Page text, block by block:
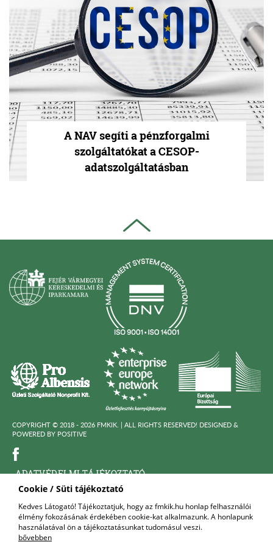
Cookie / Süti tájékoztató
Kedves Látogató! Tájékoztatjuk, hogy az fmkik.hu honlap felhasználói
élmény fokozásának érdekében cookie-kat alkalmazunk. A honlapunk
használatával ön a tájékoztatásunkat tudomásul veszi.
bővebben
A NAV segíti a pénzforgalmi
szolgáltatókat a CESOP-
adatszolgáltatásban
COPYRIGHT © 2018 - 2026 FMKIK. | ALL RIGHTS RESERVED! DESIGNED &
POWERED BY POSITIVE
ADATVÉDELMI TÁJÉKOZTATÓ
FELNŐTTKÉPZŐ SZERVEZET